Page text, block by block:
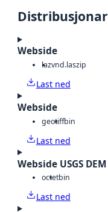
Distribusjonar
Webside
lazvnd.laszip
Last ned
Webside
geotiffbin
Last ned
Webside USGS DEM
octetbin
Last ned